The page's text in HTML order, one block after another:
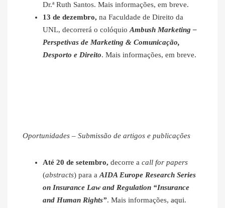
Dr.ª Ruth Santos. Mais informações, em breve.
13 de dezembro, na Faculdade de Direito da
UNL, decorrerá o colóquioAmbush Marketing –
Perspetivas de Marketing & Comunicação,
Desporto e Direito. Mais informações, em breve.
Oportunidades – Submissão de artigos e publicações
Até 20 de setembro, decorre a call for papers
(abstracts) para aAIDA Europe Research Series
on Insurance Law and Regulation “Insurance
and Human Rights”. Mais informações, aqui.